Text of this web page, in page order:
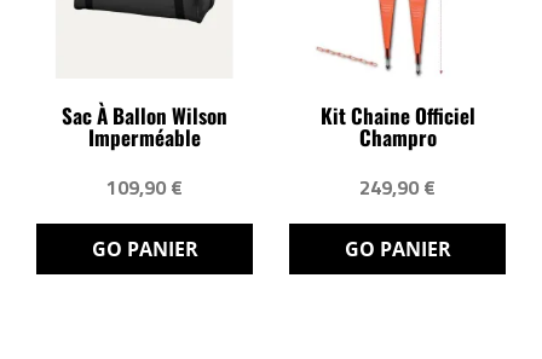
Sac À Ballon Wilson
Imperméable
109,90 €
GO PANIER
Kit Chaine Officiel
Champro
249,90 €
GO PANIER